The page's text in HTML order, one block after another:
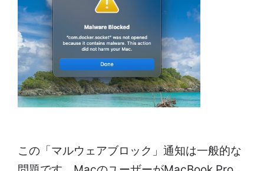
この「マルウェアブロック」通知は一般的な